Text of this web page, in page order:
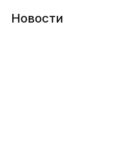
Новости